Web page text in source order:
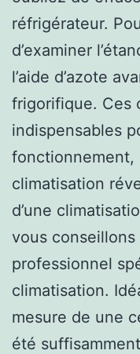
réfrigérateur.
d’examiner
l’aide d’azote
frigorifique. Ces
indispensables
fonctionnement,
climatisation
d’une
vous
professionnel
climatisation.
mesure de une
été